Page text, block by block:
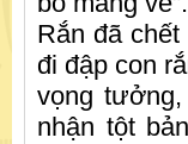
Rắn đã
đi đập con
vọng
nhận tột